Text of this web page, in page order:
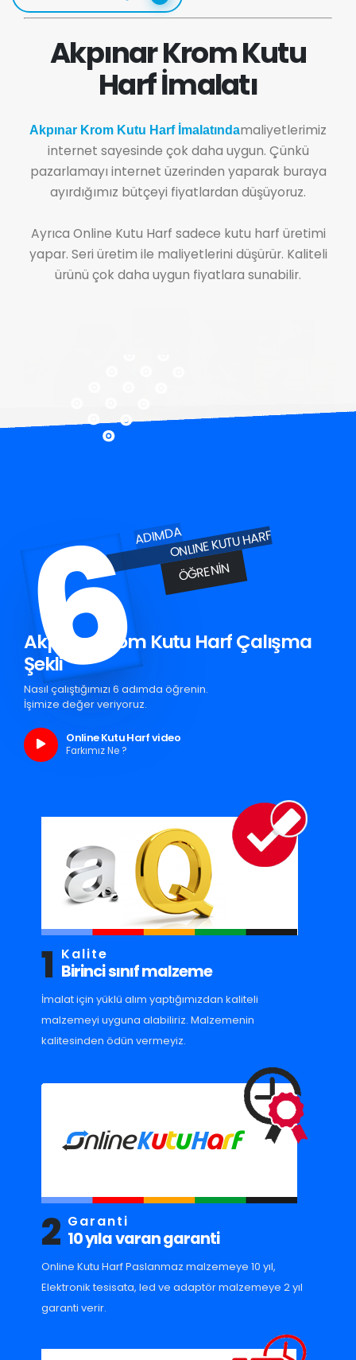
Akpınar Krom Kutu
Harf İmalatı
Akpınar Krom Kutu Harf İmalatındamaliyetlerimiz
internet sayesinde çok daha uygun. Çünkü
pazarlamayı internet üzerinden yaparak buraya
ayırdığımız bütçeyi fiyatlardan düşüyoruz.
Ayrıca Online Kutu Harf sadece kutu harf üretimi
yapar. Seri üretim ile maliyetlerini düşürür. Kaliteli
ürünü çok daha uygun fiyatlara sunabilir.
6ADIMDAONLINE KUTU HARF
ÖĞRENIN
Akpınar Krom Kutu Harf Çalışma
Şekli
Nasıl çalıştığımızı 6 adımda öğrenin.
İşimize değer veriyoruz.
Online Kutu Harf video
Farkımız Ne ?
1 Kalite
Birinci sınıf malzeme
İmalat için yüklü alım yaptığımızdan kaliteli
malzemeyi uyguna alabiliriz. Malzemenin
kalitesinden ödün vermeyiz.
2 Garanti
10 yıla varan garanti
Online Kutu Harf Paslanmaz malzemeye 10 yıl,
Elektronik tesisata, led ve adaptör malzemeye 2 yıl
garanti verir.